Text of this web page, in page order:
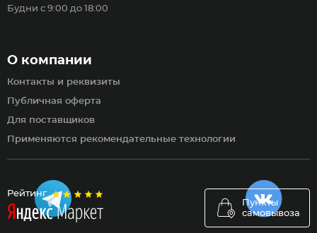
Рейтинг
Пункты
самовывоза
О компании
Контакты и реквизиты
Публичная оферта
Для поставщиков
Применяются рекомендательные технологии
Будни с 9:00 до 18:00